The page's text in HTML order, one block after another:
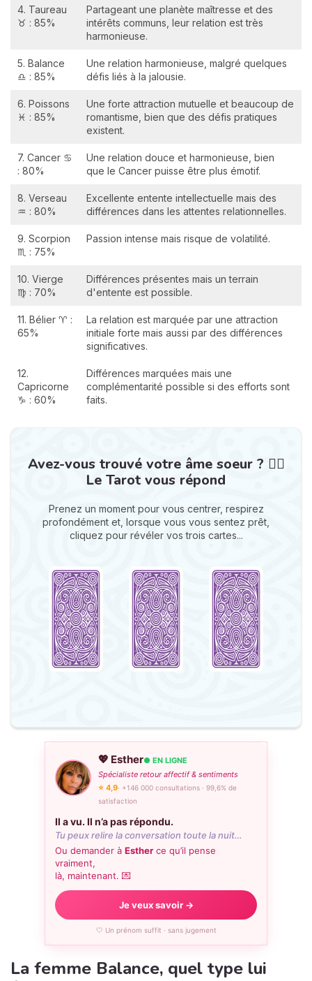
4. Taureau
♉ : 85%
Partageant une planète maîtresse et des
intérêts communs, leur relation est très
harmonieuse.
5. Balance
♎ : 85%
Une relation harmonieuse, malgré quelques
défis liés à la jalousie.
6. Poissons
♓ : 85%
Une forte attraction mutuelle et beaucoup de
romantisme, bien que des défis pratiques
existent.
7. Cancer ♋
: 80%
Une relation douce et harmonieuse, bien
que le Cancer puisse être plus émotif.
8. Verseau
♒ : 80%
Excellente entente intellectuelle mais des
différences dans les attentes relationnelles.
9. Scorpion
♏ : 75%
Passion intense mais risque de volatilité.
10. Vierge
♍ : 70%
Différences présentes mais un terrain
d'entente est possible.
11. Bélier ♈ :
65%
La relation est marquée par une attraction
initiale forte mais aussi par des différences
significatives.
12.
Capricorne
♑ : 60%
Différences marquées mais une
complémentarité possible si des efforts sont
faits.
Avez-vous trouvé votre âme soeur ? ❤️‍🔥
Le Tarot vous répond
Prenez un moment pour vous centrer, respirez
profondément et, lorsque vous vous sentez prêt,
cliquez pour révéler vos trois cartes...
💖 Esther● EN LIGNE
Spécialiste retour affectif & sentiments
⭐ 4,9· +146 000 consultations · 99,6% de
satisfaction
Il a vu. Il n’a pas répondu.
Tu peux relire la conversation toute la nuit…
Ou demander à Esther ce qu’il pense
vraiment,
là, maintenant. 💌
Je veux savoir →
🤍 Un prénom suffit · sans jugement
La femme Balance, quel type lui